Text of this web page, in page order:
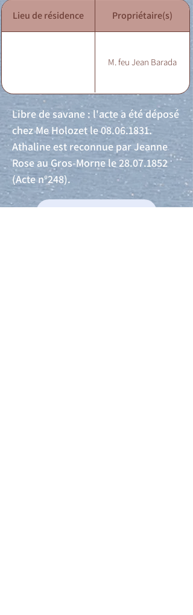
Lieu de résidence Propriétaire(s)
M. feu Jean Barada
Libre de savane : l'acte a été déposé
chez Me Holozet le08.06.1831.
Athaline est reconnue par Jeanne
Rose au Gros-Morne le28.07.1852
(Acte n°248).